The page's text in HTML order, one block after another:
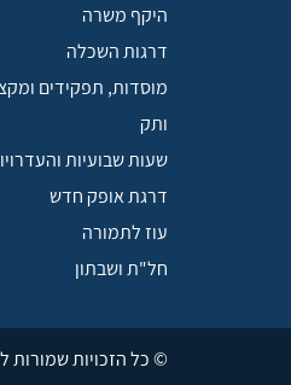
היקף משרה
דרגות השכלה
מוסדות, תפקידים
ותק
שעות שבועיות
דרגת אופק חדש
עוז לתמורה
חל"ת ושבתון
© כל הזכויות שמורות